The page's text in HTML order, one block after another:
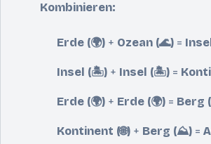
Kombinieren:
Erde (🌍) + Ozean (🌊) =
Insel (🏝️) + Insel (🏝️) =
Erde (🌍) + Erde (🌍) = Berg
Kontinent (🌐) + Berg (⛰️) =